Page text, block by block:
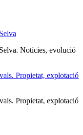
Notícies, evolució
Propietat, explotació
Propietat, explotació